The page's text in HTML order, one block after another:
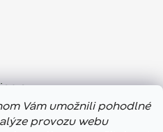
Vám umožnili pohodlné
provozu webu